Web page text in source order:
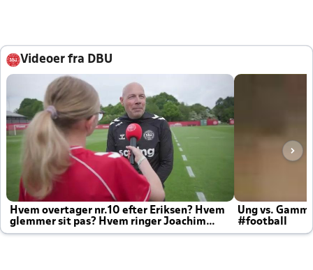
Videoer fra DBU
Hvem overtager nr.10 efter Eriksen? Hvem
glemmer sit pas? Hvem ringer Joachim
altid til efter kampe?
Ung vs.
#football